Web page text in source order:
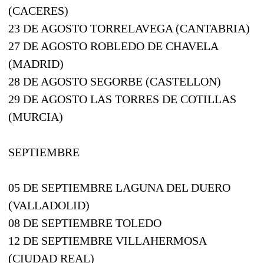
(CACERES)
23 DE AGOSTO TORRELAVEGA (CANTABRIA)
27 DE AGOSTO ROBLEDO DE CHAVELA
(MADRID)
28 DE AGOSTO SEGORBE (CASTELLON)
29 DE AGOSTO LAS TORRES DE COTILLAS
(MURCIA)
SEPTIEMBRE
05 DE SEPTIEMBRE LAGUNA DEL DUERO
(VALLADOLID)
08 DE SEPTIEMBRE TOLEDO
12 DE SEPTIEMBRE VILLAHERMOSA
(CIUDAD REAL)